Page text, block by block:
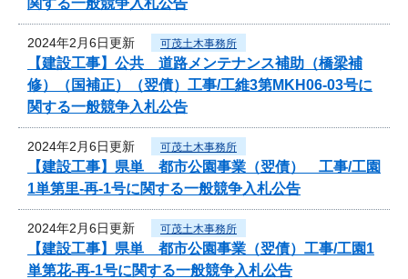
2024年2月6日更新 可茂土木事務所
【建設工事】公共 道路メンテナンス補助（橋梁補
修）（国補正）（翌債）工事/工維3第MKH06-03号に
関する一般競争入札公告
2024年2月6日更新 可茂土木事務所
【建設工事】県単 都市公園事業（翌債） 工事/工園
1単第里-再-1号に関する一般競争入札公告
2024年2月6日更新 可茂土木事務所
【建設工事】県単 都市公園事業（翌債）工事/工園1
単第花-再-1号に関する一般競争入札公告